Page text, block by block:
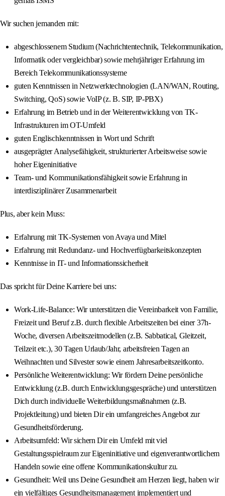
Wir suchen jemanden mit:
abgeschlossenem Studium (Nachrichtentechnik, Telekommunikation,
Informatik oder vergleichbar) sowie mehrjähriger Erfahrung im
Bereich Telekommunikationssysteme
guten Kenntnissen in Netzwerktechnologien (LAN/WAN, Routing,
Switching, QoS) sowie VoIP (z. B. SIP, IP-PBX)
Erfahrung im Betrieb und in der Weiterentwicklung von TK-
Infrastrukturen im OT-Umfeld
guten Englischkenntnissen in Wort und Schrift
ausgeprägter Analysefähigkeit, strukturierter Arbeitsweise sowie
hoher Eigeninitiative
Team- und Kommunikationsfähigkeit sowie Erfahrung in
interdisziplinärer Zusammenarbeit
Plus, aber kein Muss:
Erfahrung mit TK-Systemen von Avaya und Mitel
Erfahrung mit Redundanz- und Hochverfügbarkeitskonzepten
Kenntnisse in IT- und Informationssicherheit
Das spricht für Deine Karriere bei uns:
Work-Life-Balance: Wir unterstützen die Vereinbarkeit von Familie,
Freizeit und Beruf z.B. durch flexible Arbeitszeiten bei einer 37h-
Woche, diversen Arbeitszeitmodellen (z.B. Sabbatical, Gleitzeit,
Teilzeit etc.), 30 Tagen Urlaub/Jahr, arbeitsfreien Tagen an
Weihnachten und Silvester sowie einem Jahresarbeitszeitkonto.
Persönliche Weiterentwicklung: Wir fördern Deine persönliche
Entwicklung (z.B. durch Entwicklungsgespräche) und unterstützen
Dich durch individuelle Weiterbildungsmaßnahmen (z.B.
Projektleitung) und bieten Dir ein umfangreiches Angebot zur
Gesundheitsförderung.
Arbeitsumfeld: Wir sichern Dir ein Umfeld mit viel
Gestaltungsspielraum zur Eigeninitiative und eigenverantwortlichem
Handeln sowie eine offene Kommunikationskultur zu.
Gesundheit: Weil uns Deine Gesundheit am Herzen liegt, haben wir
ein vielfältiges Gesundheitsmanagement implementiert und